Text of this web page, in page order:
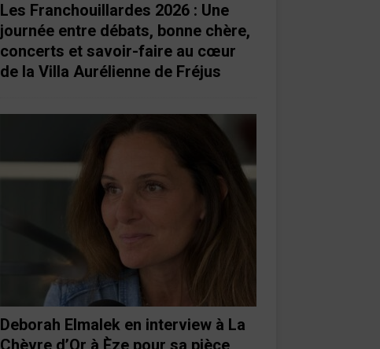
Les Franchouillardes 2026 : Une
journée entre débats, bonne chère,
concerts et savoir-faire au cœur
de la Villa Aurélienne de Fréjus
Deborah Elmalek en interview à La